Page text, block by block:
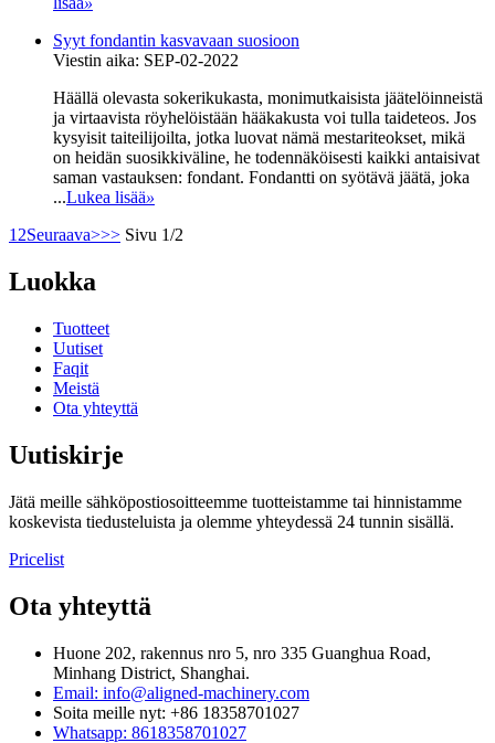
Syyt fondantin kasvavaan suosioon
Viestin aika: SEP-02-2022
Häällä olevasta sokerikukasta, monimutkaisista jäätelöinneistä
ja virtaavista röyhelöistään hääkakusta voi tulla taideteos. Jos
kysyisit taiteilijoilta, jotka luovat nämä mestariteokset, mikä
on heidän suosikkiväline, he todennäköisesti kaikki antaisivat
saman vastauksen: fondant. Fondantti on syötävä jäätä, joka
...Lukea lisää»
12Seuraava>>> Sivu 1/2
Luokka
Tuotteet
Uutiset
Faqit
Meistä
Ota yhteyttä
Uutiskirje
Jätä meille sähköpostiosoitteemme tuotteistamme tai hinnistamme
koskevista tiedusteluista ja olemme yhteydessä 24 tunnin sisällä.
Pricelist
Ota yhteyttä
Huone 202, rakennus nro 5, nro 335 Guanghua Road,
Minhang District, Shanghai.
Email: info@aligned-machinery.com
Soita meille nyt: +86 18358701027
Whatsapp: 8618358701027